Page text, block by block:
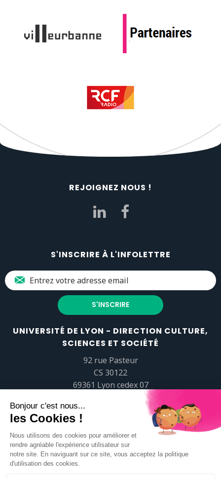
REJOIGNEZ NOUS !
S'INSCRIRE À L'INFOLETTRE
UNIVERSITÉ DE LYON - DIRECTION CULTURE,
SCIENCES ET SOCIÉTÉ
92 rue Pasteur
CS 30122
69361 Lyon cedex 07
popsciences@universite-lyon.fr
Tél.+33 (0)4 37 37 82 01